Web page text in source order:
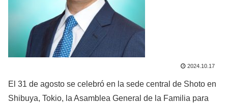
2024.10.17
El 31 de agosto se celebró en la sede central de Shoto en
Shibuya, Tokio, la Asamblea General de la Familia para